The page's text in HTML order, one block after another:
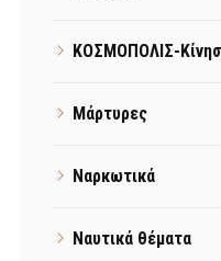
ΚΟΣΜΟΠΟΛΙΣ-
Μάρτυρες
Ναρκωτικά
Ναυτικά θέματα